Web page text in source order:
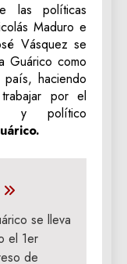
las políticas
Maduro e
Vásquez se
Guárico como
haciendo
por el
y político
se lleva
el 1er
de